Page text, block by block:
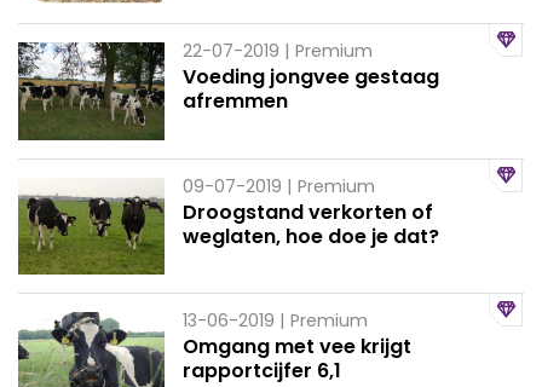
22-07-2019 | Premium
Voeding jongvee gestaag
afremmen
09-07-2019 | Premium
Droogstand verkorten of
weglaten, hoe doe je dat?
13-06-2019 | Premium
Omgang met vee krijgt
rapportcijfer 6,1